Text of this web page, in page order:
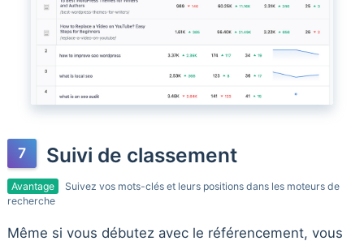
Suivi de classement
Avantage
Suivez vos mots-clés et leurs positions dans les moteurs de
recherche
Même si vous débutez avec le référencement, vous